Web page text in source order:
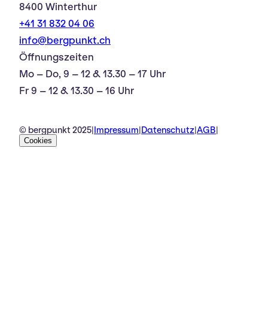
8400 Winterthur
+41 31 832 04 06
info@bergpunkt.ch
Öffnungszeiten
Mo – Do, 9 – 12 & 13.30 – 17 Uhr
Fr 9 – 12 & 13.30 – 16 Uhr
© bergpunkt 2025 Impressum Datenschutz AGB
Cookies